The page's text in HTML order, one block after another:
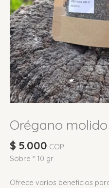
Orégano molido
$ 5.000 COP
Sobre * 10 gr
Ofrece varios beneficios